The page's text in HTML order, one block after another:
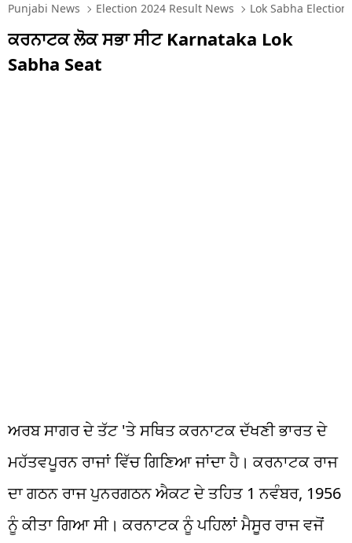
ਦੇਸ਼
ਲਾਈਫ ਸਟਾਈਲ
Punjabi News Election 2024 Result News Lok Sabha
ਕਰਨਾਟਕ ਲੋਕ ਸਭਾ ਸੀਟ Karnataka Lok
Sabha Seat
ਅਰਬ ਸਾਗਰ ਦੇ ਤੱਟ 'ਤੇ ਸਥਿਤ ਕਰਨਾਟਕ ਦੱਖਣੀ ਭਾਰਤ ਦੇ
ਮਹੱਤਵਪੂਰਨ ਰਾਜਾਂ ਵਿੱਚ ਗਿਣਿਆ ਜਾਂਦਾ ਹੈ। ਕਰਨਾਟਕ ਰਾਜ
ਦਾ ਗਠਨ ਰਾਜ ਪੁਨਰਗਠਨ ਐਕਟ ਦੇ ਤਹਿਤ 1 ਨਵੰਬਰ, 1956
ਨੂੰ ਕੀਤਾ ਗਿਆ ਸੀ। ਕਰਨਾਟਕ ਨੂੰ ਪਹਿਲਾਂ ਮੈਸੂਰ ਰਾਜ ਵਜੋਂ